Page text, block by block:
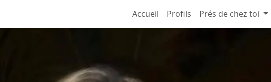
Accueil Profils Prés de chez toi